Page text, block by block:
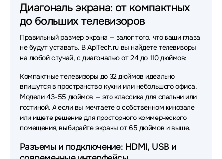
Диагональ экрана: от компактных
до больших телевизоров
Правильный размер экрана — залог того, что ваши глаза
не будут уставать. В AplTech.ru вы найдете телевизоры
на любой случай, с диагональю от 24 до 110 дюймов:
Компактные телевизоры до 32 дюймов идеально
впишутся в пространство кухни или небольшого офиса.
Модели 43–55 дюймов — это классика для спальни или
гостиной. А если вы мечтаете о собственном кинозале
или ищете решение для просторного коммерческого
помещения, выбирайте экраны от 65 дюймов и выше.
Разъемы и подключение: HDMI, USB и